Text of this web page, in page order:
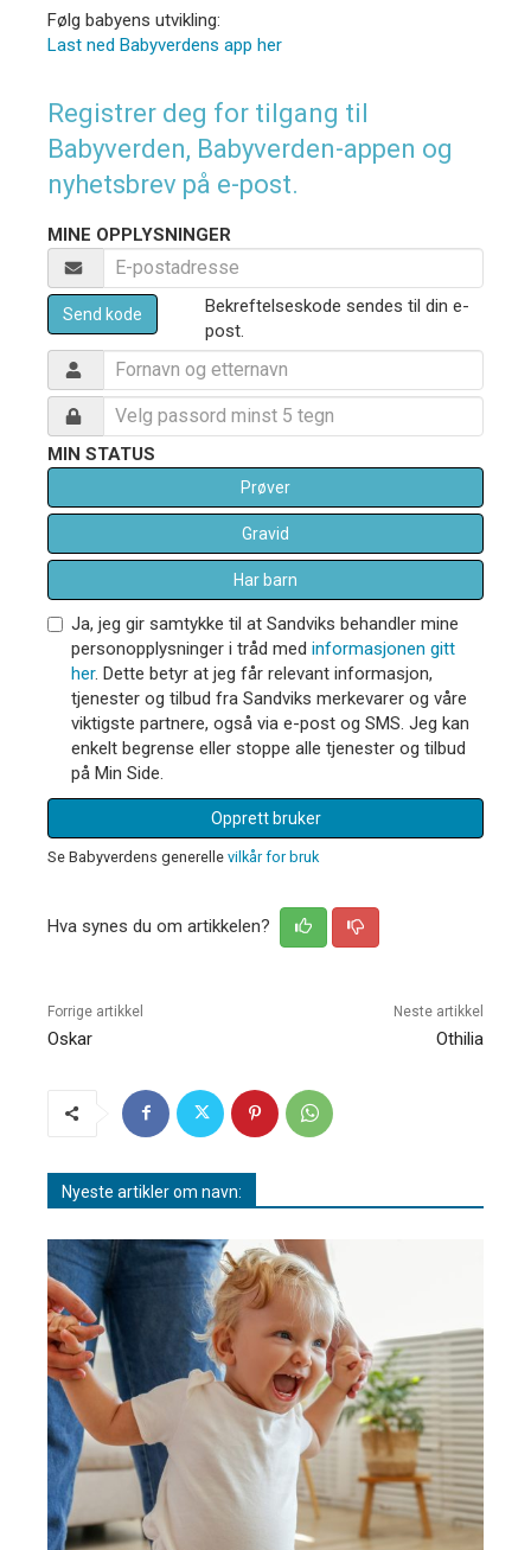
Følg babyens utvikling:
Last ned Babyverdens app her
Registrer deg for tilgang til
Babyverden, Babyverden-appen og
nyhetsbrev på e-post.
MINE OPPLYSNINGER
Send kode
Bekreftelseskode sendes til din e-
post.
MIN STATUS
Prøver
Gravid
Har barn
Ja, jeg gir samtykke til at Sandviks behandler mine
personopplysninger i tråd med informasjonen gitt
her. Dette betyr at jeg får relevant informasjon,
tjenester og tilbud fra Sandviks merkevarer og våre
viktigste partnere, også via e-post og SMS. Jeg kan
enkelt begrense eller stoppe alle tjenester og tilbud
på Min Side.
Opprett bruker
Se Babyverdens generelle vilkår for bruk
Hva synes du om artikkelen?
Forrige artikkel
Oskar
Neste artikkel
Othilia
Nyeste artikler om navn: